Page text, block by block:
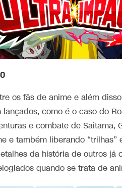
os fãs de anime e além
como é o caso do
e combate de Saitama,
e também liberando
da história de outros já
quando se trata de